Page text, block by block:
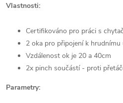
Vlastnosti:
Certifikováno pro práci s
2 oka pro připojení k hrudnímu
Vzdálenost ok je 20 a 40cm
2x pinch součástí - proti
Parametry: